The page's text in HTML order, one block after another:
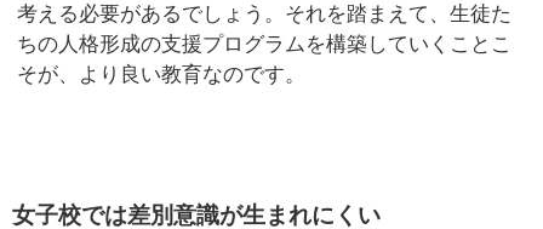
考える必要があるでしょう。それを踏まえて、生徒た
ちの人格形成の支援プログラムを構築していくことこ
そが、より良い教育なのです。
女子校では差別意識が生まれにくい